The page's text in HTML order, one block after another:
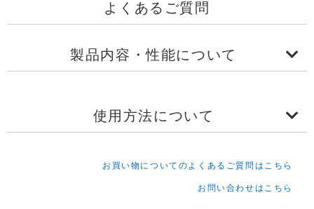
よくあるご質問
製品内容・性能について
使用方法について
お買い物についてのよくあるご質問はこちら
お問い合わせはこちら